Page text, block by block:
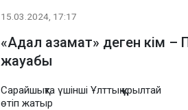
15.03.2024, 17:17
«Адал азамат» деген кім –
жауабы
Сарайшықта үшінші Ұлттық құрылтай
өтіп жатыр